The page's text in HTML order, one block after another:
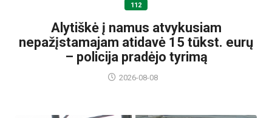
112
Alytiškė į namus atvykusiam
nepažįstamajam atidavė 15 tūkst. eurų
– policija pradėjo tyrimą
2026-08-08